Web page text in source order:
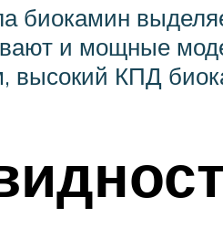
биокамин
и мощные
высокий КПД